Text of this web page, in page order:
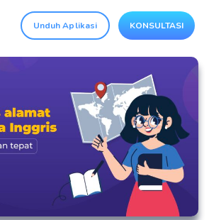
Unduh Aplikasi KONSULTASI